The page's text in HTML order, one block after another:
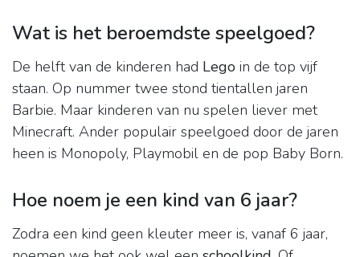
Wat is het beroemdste speelgoed?
De helft van de kinderen had Lego in de top vijf
staan. Op nummer twee stond tientallen jaren
Barbie. Maar kinderen van nu spelen liever met
Minecraft. Ander populair speelgoed door de jaren
heen is Monopoly, Playmobil en de pop Baby Born.
Hoe noem je een kind van 6 jaar?
Zodra een kind geen kleuter meer is, vanaf 6 jaar,